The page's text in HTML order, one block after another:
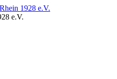
e.V.